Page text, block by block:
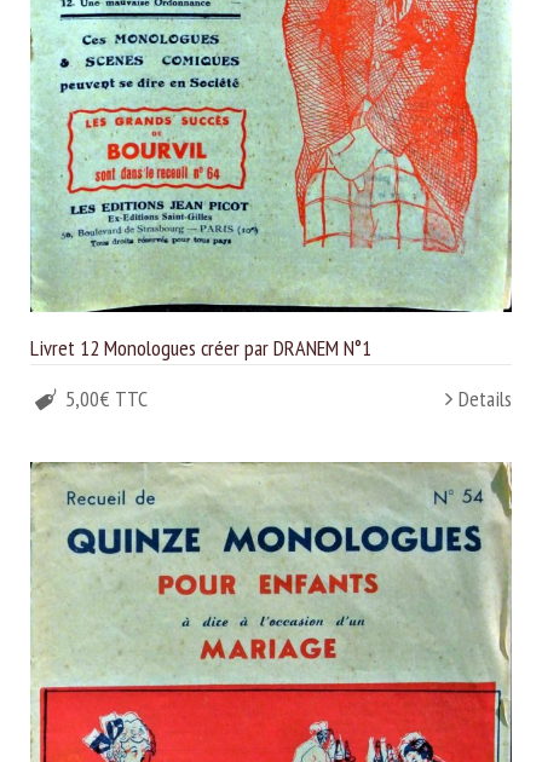
Livret 12 Monologues créer par DRANEM N°1
5,00€ TTC
Details